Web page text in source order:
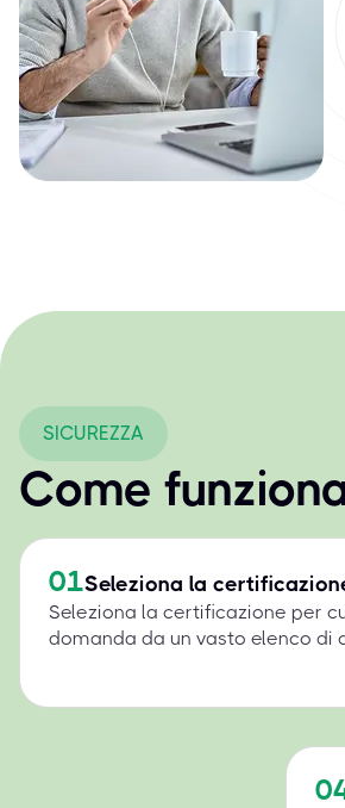
SICUREZZA
Come
01Seleziona la
Seleziona la certificazione per
domanda da un vasto elenco di